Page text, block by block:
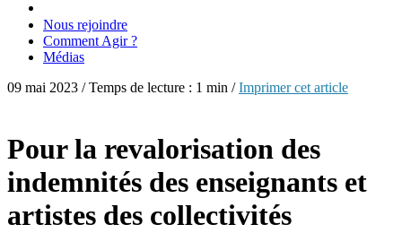
Nous rejoindre
Comment Agir ?
Médias
09 mai 2023 / Temps de lecture : 1 min /Imprimer cet article
Pour la revalorisation des
indemnités des enseignants et
artistes des collectivités